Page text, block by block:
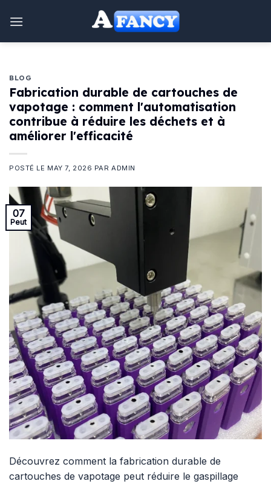
au
BLOG
Fabrication durable de cartouches de
vapotage : comment l'automatisation
contribue à réduire les déchets et à
améliorer l'efficacité
POSTÉ LE MAY 7, 2026 PARADMIN
07
Peut
Découvrez comment la fabrication durable de
cartouches de vapotage peut réduire le gaspillage